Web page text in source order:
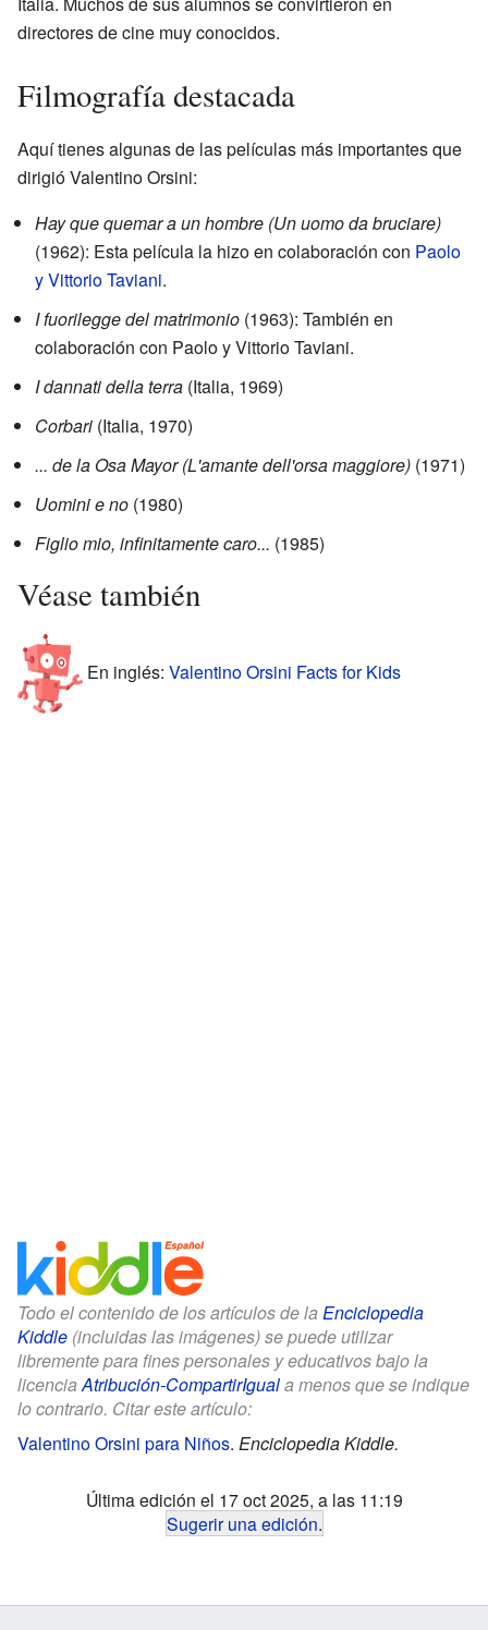
directores de cine muy conocidos.
Filmografía destacada
Aquí tienes algunas de las películas más importantes que
dirigió Valentino Orsini:
Hay que quemar a un hombre (Un uomo da bruciare)
(1962): Esta película la hizo en colaboración con Paolo
y Vittorio Taviani.
I fuorilegge del matrimonio (1963): También en
colaboración con Paolo y Vittorio Taviani.
I dannati della terra (Italia, 1969)
Corbari (Italia, 1970)
... de la Osa Mayor (L'amante dell'orsa maggiore) (1971)
Uomini e no (1980)
Figlio mio, infinitamente caro... (1985)
Véase también
En inglés: Valentino Orsini Facts for Kids
Todo el contenido de los artículos de la Enciclopedia
Kiddle (incluidas las imágenes) se puede utilizar
libremente para fines personales y educativos bajo la
licenciaAtribución-CompartirIguala menos que se indique
lo contrario. Citar este artículo:
Valentino Orsini para Niños. Enciclopedia Kiddle.
Última edición el 17 oct 2025, a las 11:19
Sugerir una edición.